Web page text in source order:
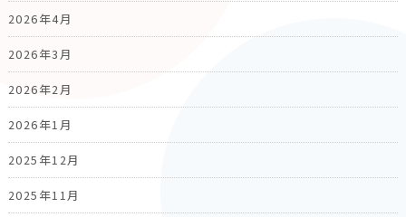
2026年4月
2026年3月
2026年2月
2026年1月
2025年12月
2025年11月